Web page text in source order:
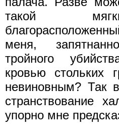
такой
меня,
тройного
кровью стольких
невиновным? Так
странствование
упорно мне